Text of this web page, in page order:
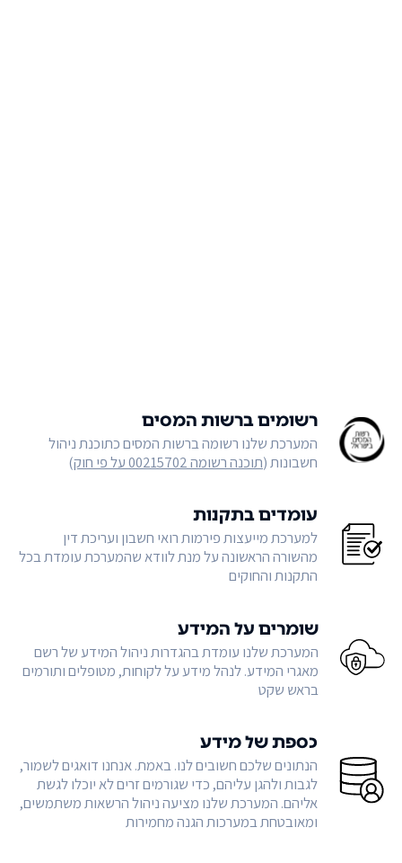
רשומים ברשות המסים
המערכת שלנו רשומה ברשות המסים כתוכנת ניהול
חשבונות (תוכנה רשומה 00215702 על פי חוק )
עומדים בתקנות
למערכת מייעצות פירמות רואי חשבון ועריכת דין
מהשורה הראשונה על מנת לוודא שהמערכת עומדת בכל
התקנות והחוקים
שומרים על המידע
המערכת שלנו עומדת בהגדרות ניהול המידע של רשם
מאגרי המידע. לנהל מידע על לקוחות, מטופלים ותורמים
בראש שקט
כספת של מידע
הנתונים שלכם חשובים לנו. באמת. אנחנו דואגים לשמור,
לגבות ולהגן עליהם, כדי שגורמים זרים לא יוכלו לגשת
אליהם. המערכת שלנו מציעה ניהול הרשאות משתמשים,
ומאובטחת במערכות הגנה מחמירות